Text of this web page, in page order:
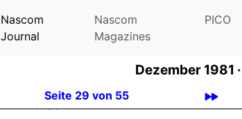
Nascom
Journal
Nascom
Magazines
PICO
Dezember 1981 ·
Seite 29 von 55